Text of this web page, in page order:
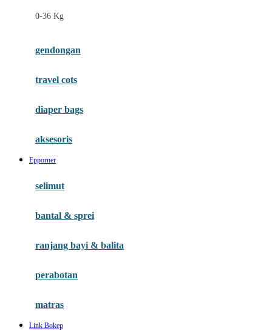
Fisher Price
Gb
Habbie
Haenim
Hauck
Havaianas
0-36 Kg
gendongan
travel cots
diaper bags
aksesoris
Epporner
selimut
bantal & sprei
ranjang bayi & balita
perabotan
matras
Link Bokep